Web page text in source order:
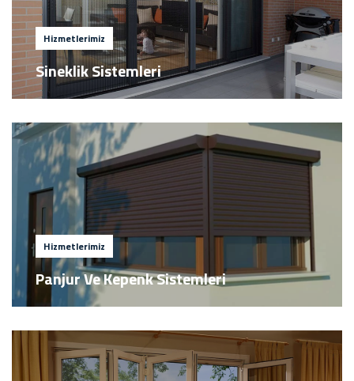
Hizmetlerimiz
Sineklik Sistemleri
Hizmetlerimiz
Panjur Ve Kepenk Sistemleri